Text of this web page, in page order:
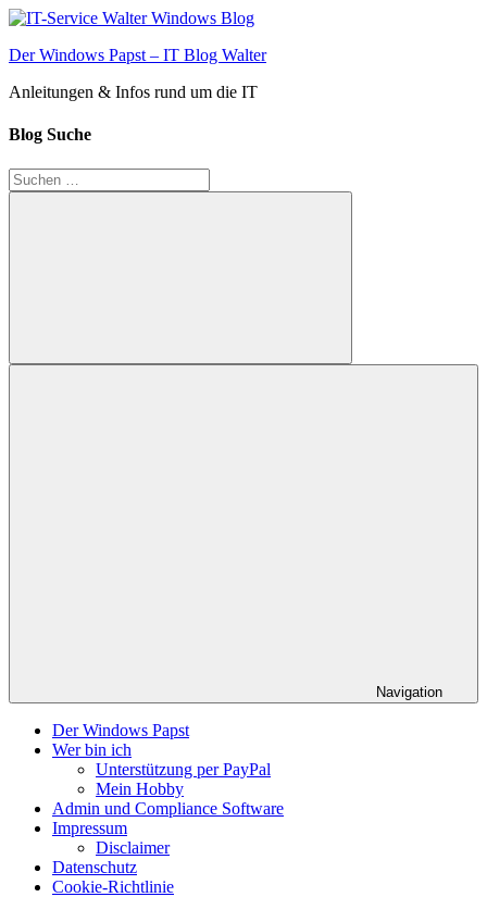
Zum
springen
Der Windows Papst – IT Blog Walter
Anleitungen & Infos rund um die IT
Blog Suche
Suchen
nach:
Suchen
Navigation
Der Windows Papst
Wer bin ich
Unterstützung per PayPal
Mein Hobby
Admin und Compliance Software
Impressum
Disclaimer
Datenschutz
Cookie-Richtlinie